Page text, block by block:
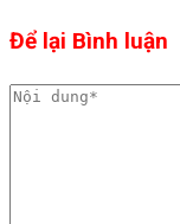
Để lại Bình luận